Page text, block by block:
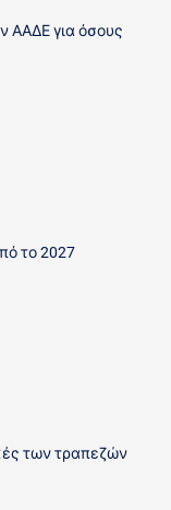
ΑΑΔΕ για όσους
το 2027
των τραπεζών